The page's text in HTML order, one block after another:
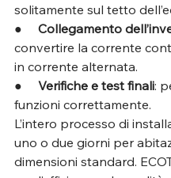
solitamente sul tetto
● Collegamento
convertire la corrente
in corrente alternata.
● Verifiche e test finali:
funzioni correttamente.
L’intero processo di
uno o due giorni per
dimensioni standard.